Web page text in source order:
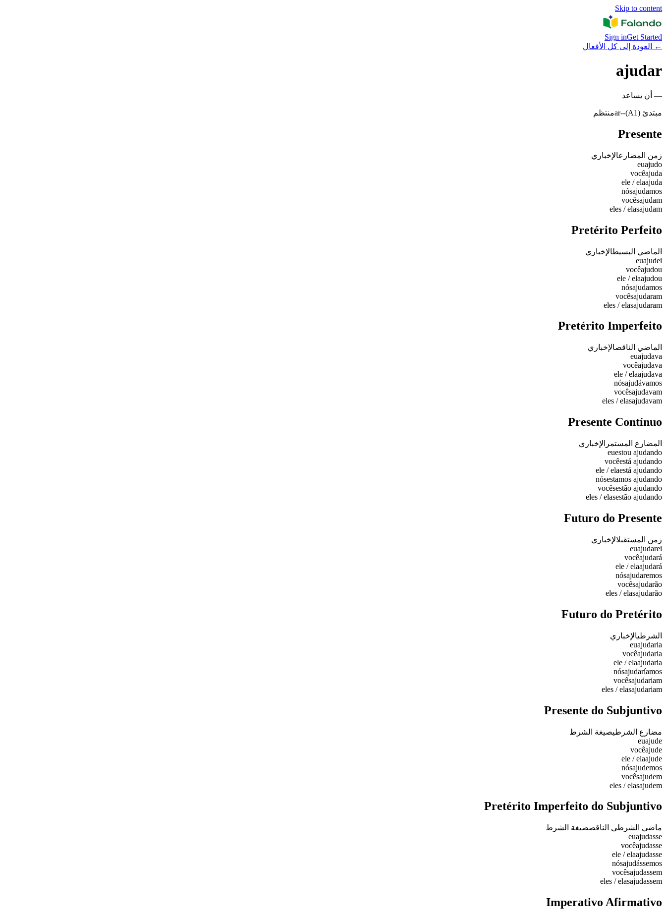
Skip to content
Sign inGet Started
←
العودة إلى كل الأفعال
ajudar
— أن يساعد
مبتدئ (A1) -
-ar منتظم
Presente
زمن المضارعالإخباري
euajudo
vocêajuda
ele / elaajuda
nósajudamos
vocêsajudam
eles / elasajudam
Pretérito Perfeito
الماضي البسيطالإخباري
euajudei
vocêajudou
ele / elaajudou
nósajudamos
vocêsajudaram
eles / elasajudaram
Pretérito Imperfeito
الماضي الناقصالإخباري
euajudava
vocêajudava
ele / elaajudava
nósajudávamos
vocêsajudavam
eles / elasajudavam
Presente Contínuo
المضارع المستمر الإخباري
euestou ajudando
vocêestá ajudando
ele / elaestá ajudando
nósestamos ajudando
vocêsestão ajudando
eles / elasestão ajudando
Futuro do Presente
زمن المستقبلالإخباري
euajudarei
vocêajudará
ele / elaajudará
nósajudaremos
vocêsajudarão
eles / elasajudarão
Futuro do Pretérito
الشرطيالإخباري
euajudaria
vocêajudaria
ele / elaajudaria
nósajudaríamos
vocêsajudariam
eles / elasajudariam
Presente do Subjuntivo
مضارع الشرطيصيغة الشرط
euajude
vocêajude
ele / elaajude
nósajudemos
vocêsajudem
eles / elasajudem
Pretérito Imperfeito do Subjuntivo
ماضي الشرطي الناقصصيغة الشرط
euajudasse
vocêajudasse
ele / elaajudasse
nósajudássemos
vocêsajudassem
eles / elasajudassem
Imperativo Afirmativo